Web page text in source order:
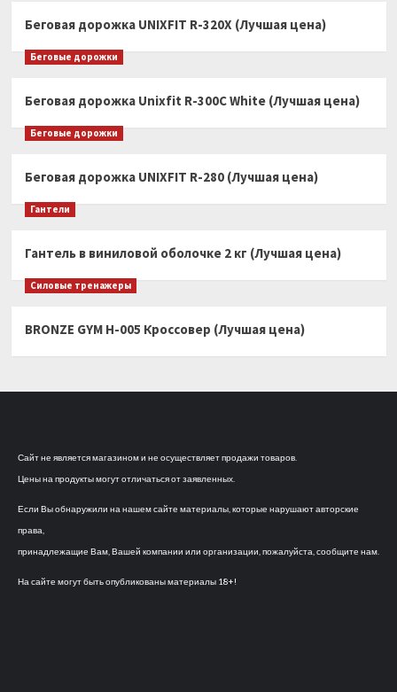
Беговая дорожка UNIXFIT R-320X (Лучшая цена)
Беговые дорожки
Беговая дорожка Unixfit R-300C White (Лучшая цена)
Беговые дорожки
Беговая дорожка UNIXFIT R-280 (Лучшая цена)
Гантели
Гантель в виниловой оболочке 2 кг (Лучшая цена)
Силовые тренажеры
BRONZE GYM H-005 Кроссовер (Лучшая цена)
Сайт не является магазином и не осуществляет продажи товаров.
Цены на продукты могут отличаться от заявленных.
Если Вы обнаружили на нашем сайте материалы, которые нарушают авторские
права,
принадлежащие Вам, Вашей компании или организации, пожалуйста, сообщите нам.
На сайте могут быть опубликованы материалы 18+!